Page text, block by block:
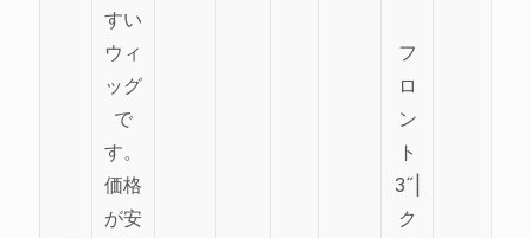
すい
ウィ
ッグ
で
す。
価格
が安
フ
ロ
ン
ト
3˝|
ク